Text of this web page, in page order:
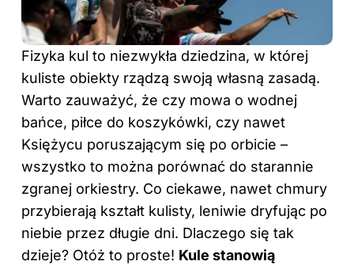
Fizyka kul to niezwykła dziedzina, w której
kuliste obiekty rządzą swoją własną zasadą.
Warto zauważyć, że czy mowa o wodnej
bańce, piłce do koszykówki, czy nawet
Księżycu poruszającym się po orbicie –
wszystko to można porównać do starannie
zgranej orkiestry. Co ciekawe, nawet chmury
przybierają kształt kulisty, leniwie dryfując po
niebie przez długie dni. Dlaczego się tak
dzieje? Otóż to proste! Kule stanowią